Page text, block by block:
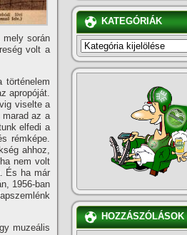
mely során
volt a
történelem
apropóját.
viselte a
az a
elfedi a
rémképe.
ahhoz,
nem volt
És ha már
1956-ban
muzeális
KATEGÓRIÁK
KATEGÓRIÁK
HOZZÁSZÓLÁSOK